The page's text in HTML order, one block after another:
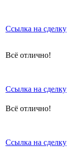
Ссылка на сделку
Всё отлично!
Ссылка на сделку
Всё отлично!
Ссылка на сделку